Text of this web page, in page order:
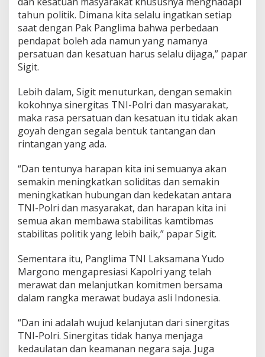
tahun politik. Dimana kita selalu ingatkan setiap
saat dengan Pak Panglima bahwa perbedaan
pendapat boleh ada namun yang namanya
persatuan dan kesatuan harus selalu dijaga,” papar
Sigit.
Lebih dalam, Sigit menuturkan, dengan semakin
kokohnya sinergitas TNI-Polri dan masyarakat,
maka rasa persatuan dan kesatuan itu tidak akan
goyah dengan segala bentuk tantangan dan
rintangan yang ada.
“Dan tentunya harapan kita ini semuanya akan
semakin meningkatkan soliditas dan semakin
meningkatkan hubungan dan kedekatan antara
TNI-Polri dan masyarakat, dan harapan kita ini
semua akan membawa stabilitas kamtibmas
stabilitas politik yang lebih baik,” papar Sigit.
Sementara itu, Panglima TNI Laksamana Yudo
Margono mengapresiasi Kapolri yang telah
merawat dan melanjutkan komitmen bersama
dalam rangka merawat budaya asli Indonesia.
“Dan ini adalah wujud kelanjutan dari sinergitas
TNI-Polri. Sinergitas tidak hanya menjaga
kedaulatan dan keamanan negara saja. Juga